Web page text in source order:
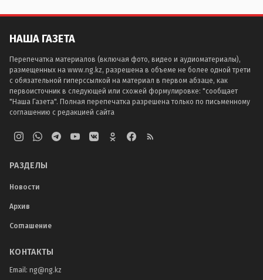
НАША ГАЗЕТА
Перепечатка материалов (включая фото, видео и аудиоматериалы),
размещенных на www.ng.kz, разрешена в объеме не более одной трети
с обязательной гиперссылкой на материал в первом абзаце, как
первоисточник в следующей или схожей формулировке: "сообщает
"Наша Газета". Полная перепечатка разрешена только по письменному
соглашению с редакцией сайта
РАЗДЕЛЫ
Новости
Архив
Соглашение
КОНТАКТЫ
Email: ng@ng.kz